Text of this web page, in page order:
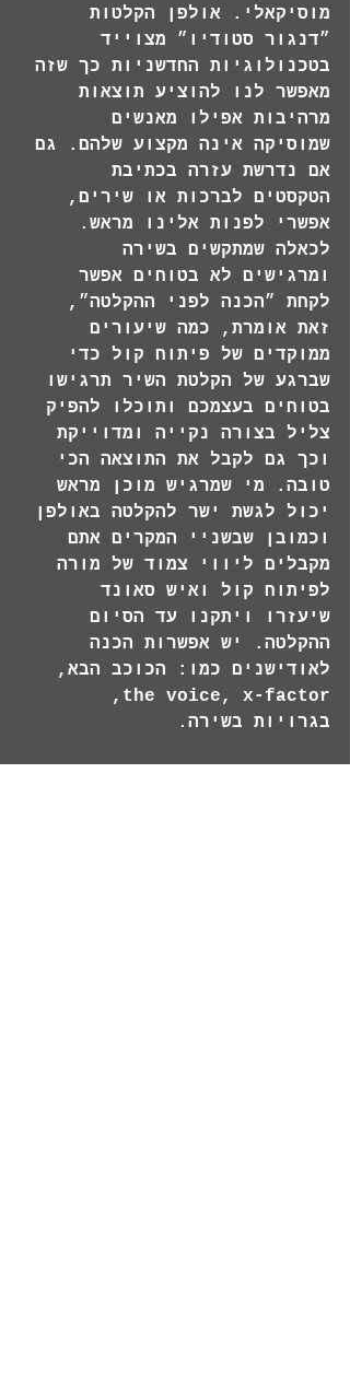
מוסיקאלי. אולפן הקלטות
״דנגור סטודיו״ מצוייד
בטכנולוגיות החדשניות כך שזה
מאפשר לנו להוציע תוצאות
מרהיבות אפילו מאנשים
שמוסיקה אינה מקצוע שלהם. גם
אם נדרשת עזרה בכתיבת
הטקסטים לברכות או שירים,
אפשרי לפנות אלינו מראש .
לכאלה שמתקשים בשירה
ומרגישים לא בטוחים אפשר
לקחת ״הכנה לפני ההקלטה״,
זאת אומרת, כמה שיעורים
ממוקדים של פיתוח קול כדי
שברגע של הקלטת השיר תרגישו
בטוחים בעצמכם ותוכלו להפיק
צליל בצורה נקייה ומדוייקת
וכך גם לקבל את התוצאה הכי
טובה. מי שמרגיש מוכן מראש
יכול לגשת ישר להקלטה באולפן
וכמובן שבשניי המקרים אתם
מקבלים ליווי צמוד של מורה
לפיתוח קול ואיש סאונד
שיעזרו ויתקנו עד הסיום
ההקלטה. יש אפשרות הכנה
לאודישנים כמו: הכוכב הבא,
the voice, x-factor,
בגרויות בשירה .